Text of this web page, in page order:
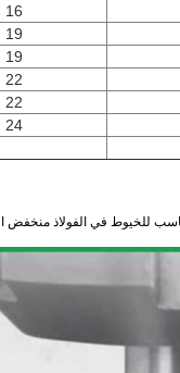
16
19
19
22
22
24
للخيوط في الفولاذ منخفض